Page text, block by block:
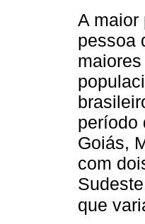
A maior
pessoa
período
Goiás,
com
que